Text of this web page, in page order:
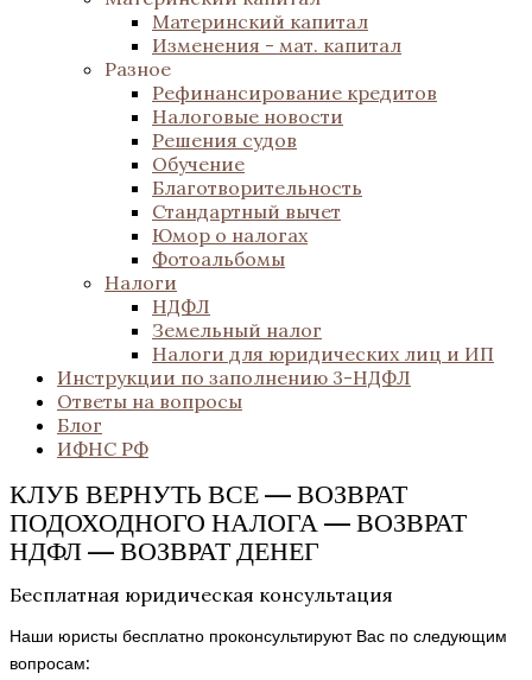
Материнский капитал
Изменения - мат. капитал
Разное
Рефинансирование кредитов
Налоговые новости
Решения судов
Обучение
Благотворительность
Стандартный вычет
Юмор о налогах
Фотоальбомы
Налоги
НДФЛ
Земельный налог
Налоги для юридических лиц и ИП
Инструкции по заполнению 3-НДФЛ
Ответы на вопросы
Блог
ИФНС РФ
КЛУБ ВЕРНУТЬ ВСЕ — ВОЗВРАТ
ПОДОХОДНОГО НАЛОГА — ВОЗВРАТ
НДФЛ — ВОЗВРАТ ДЕНЕГ
Бесплатная юридическая консультация
Наши юристы бесплатно проконсультируют Вас по следующим
вопросам: